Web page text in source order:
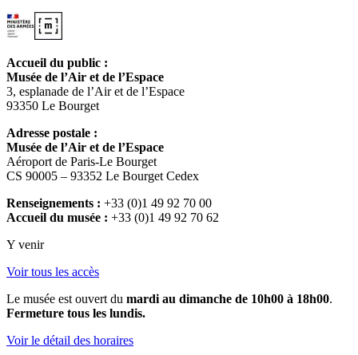
Accueil du public :
Musée de l’Air et de l’Espace
3, esplanade de l’Air et de l’Espace
93350 Le Bourget
Adresse postale :
Musée de l’Air et de l’Espace
Aéroport de Paris-Le Bourget
CS 90005 – 93352 Le Bourget Cedex
Renseignements : +33 (0)1 49 92 70 00
Accueil du musée : +33 (0)1 49 92 70 62
Y venir
Voir tous les accès
Le musée est ouvert du mardi au dimanche de 10h00 à 18h00.
Fermeture tous les lundis.
Voir le détail des horaires